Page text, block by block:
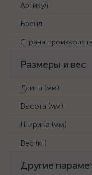
Артикул
Бренд
Страна
Размеры и вес
Длина (мм)
Высота (мм)
Ширина (мм)
Вес (кг)
Другие